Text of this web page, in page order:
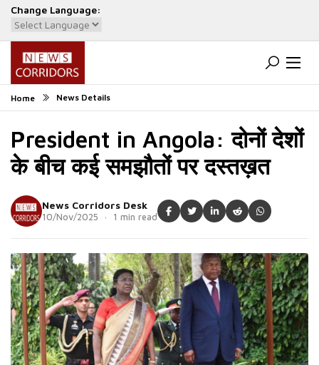
Change Language:
Powered by Translate
Home News Details
President in Angola: दोनों देशों
के बीच कई समझौतों पर दस्तख़त
News Corridors Desk
10/Nov/2025 · 1 min read